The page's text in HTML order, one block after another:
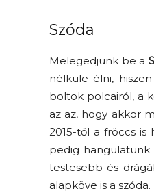
Szóda
Melegedjünk be a
nélküle élni,
boltok polcairól, a
az az, hogy akkor
2015-től a fröccs
pedig hangulatunk
testesebb és
alapköve is a